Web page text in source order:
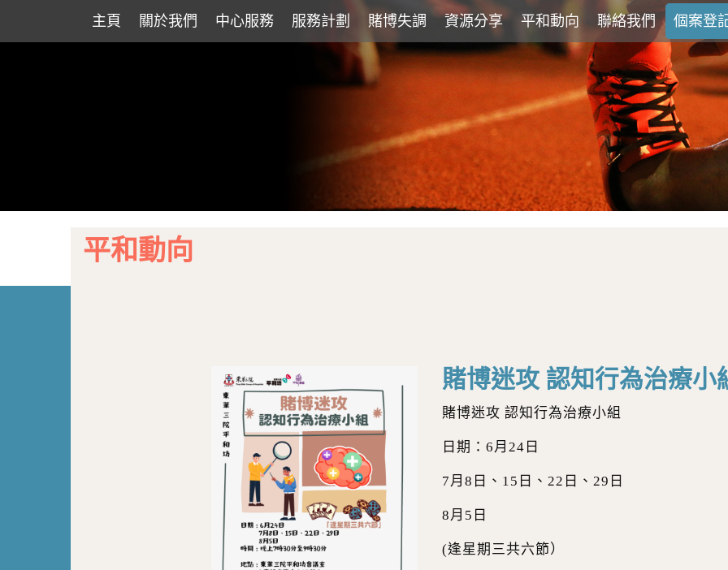
主頁 關於我們 中心服務 服務計劃 賭博失調 資源分享 平和動向 聯絡我們 個案登
平和動向
賭博迷攻 認知行為治療小
賭博迷攻 認知行為治療小組
日期：6月24日
7月8日、15日、22日、29日
8月5日
(逢星期三共六節）